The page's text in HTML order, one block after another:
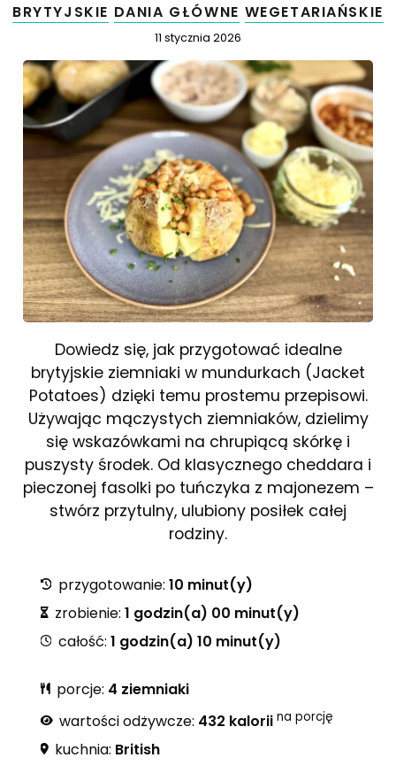
BRYTYJSKIE DANIA GŁÓWNE WEGETARIAŃSKIE
Opublikowano
11 stycznia 2026
Dowiedz się, jak przygotować idealne
brytyjskie ziemniaki w mundurkach (Jacket
Potatoes) dzięki temu prostemu przepisowi.
Używając mączystych ziemniaków, dzielimy
się wskazówkami na chrupiącą skórkę i
puszysty środek. Od klasycznego cheddara i
pieczonej fasolki po tuńczyka z majonezem –
stwórz przytulny, ulubiony posiłek całej
rodziny.
przygotowanie: 10 minut(y)
zrobienie:1 godzin(a) 00 minut(y)
całość: 1 godzin(a) 10 minut(y)
porcje: 4 ziemniaki
wartości odżywcze: 432 kalorii na porcję
kuchnia: British